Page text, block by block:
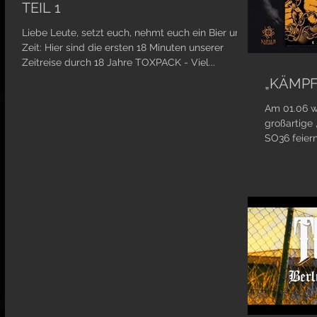
Am 01.06
großartige
SO36
TEIL 1
Liebe Leute, setzt euch, nehmt euch ein Bier und
Zeit: Hier sind die ersten 18 Minuten unserer
Zeitreise durch 18 Jahre TOXPACK - Viel...